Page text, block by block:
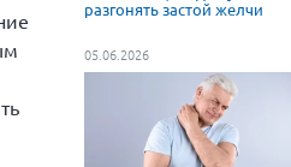
разгонять застой желчи
05.06.2026